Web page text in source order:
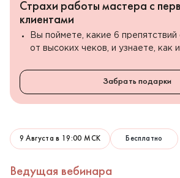
Страхи работы мастера с
клиентами
Вы поймете, какие 6
от высоких чеков, и узнаете, как
Забрать подарки
9 Августа в 19:00 МСК Бесплатно
Ведущая вебинара